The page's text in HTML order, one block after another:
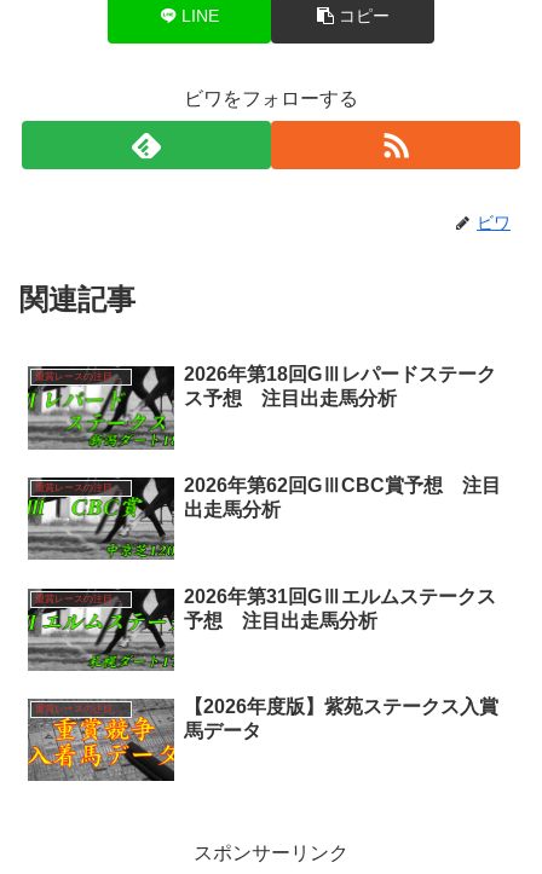
LINE コピー
ビワをフォローする
ビワ
関連記事
重賞レースの注目馬分析
2026年第18回GⅢレパードステーク
ス予想 注目出走馬分析
重賞レースの注目馬分析
2026年第62回GⅢCBC賞予想 注目
出走馬分析
重賞レースの注目馬分析
2026年第31回GⅢエルムステークス
予想 注目出走馬分析
重賞レースの注目馬分析
【2026年度版】紫苑ステークス入賞
馬データ
スポンサーリンク